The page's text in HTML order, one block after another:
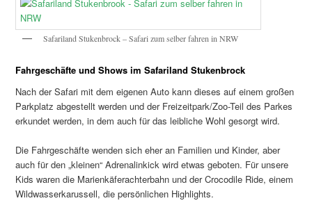
Safariland Stukenbrock – Safari zum selber fahren in NRW
Fahrgeschäfte und Shows im Safariland Stukenbrock
Nach der Safari mit dem eigenen Auto kann dieses auf einem großen
Parkplatz abgestellt werden und der Freizeitpark/Zoo-Teil des Parkes
erkundet werden, in dem auch für das leibliche Wohl gesorgt wird.
Die Fahrgeschäfte wenden sich eher an Familien und Kinder, aber
auch für den „kleinen“ Adrenalinkick wird etwas geboten. Für unsere
Kids waren die Marienkäferachterbahn und der Crocodile Ride, einem
Wildwasserkarussell, die persönlichen Highlights.